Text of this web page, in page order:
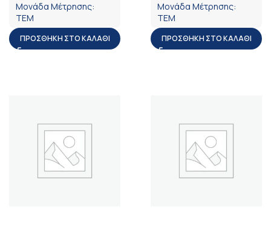
Μονάδα Μέτρησης:
ΤΕΜ
ΠΡΟΣΘΉΚΗ ΣΤΟ ΚΑΛΆΘΙ
Μονάδα Μέτρησης:
ΤΕΜ
ΠΡΟΣΘΉΚΗ ΣΤΟ ΚΑΛΆΘΙ